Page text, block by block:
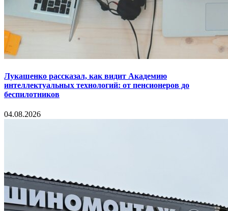
Лукашенко рассказал, как видит Академию
интеллектуальных технологий: от пенсионеров до
беспилотников
04.08.2026